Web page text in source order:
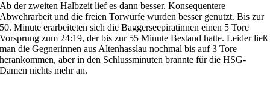
Ab der zweiten Halbzeit lief es dann besser. Konsequentere
Abwehrarbeit und die freien Torwürfe wurden besser genutzt. Bis zur
50. Minute erarbeiteten sich die Baggerseepiratinnen einen 5 Tore
Vorsprung zum 24:19, der bis zur 55 Minute Bestand hatte. Leider ließ
man die Gegnerinnen aus Altenhasslau nochmal bis auf 3 Tore
herankommen, aber in den Schlussminuten brannte für die HSG-
Damen nichts mehr an.